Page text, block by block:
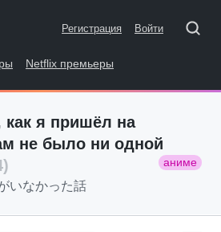
Регистрация Войти
Netflix премьеры
как я пришёл на
не было ни одной
аниме
いなかった話